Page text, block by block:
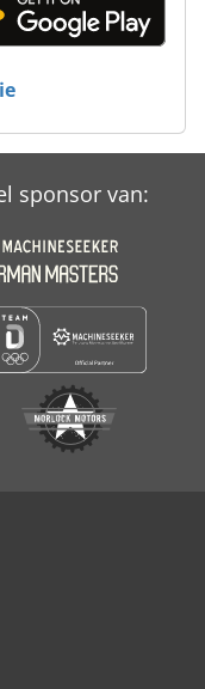
sponsor van: